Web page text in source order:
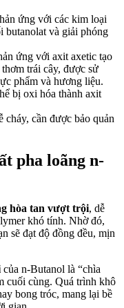
ứng với các kim loại
butanolat và giải phóng
ứng với axit axetic tạo
trái cây, được sử
phẩm và hương liệu.
bị oxi hóa thành axit
cháy, cần được bảo quản
pha loãng n-
hòa tan vượt trội, dễ
khó tính. Nhờ đó,
sẽ đạt độ đồng đều, mịn
của n-Butanol là “chìa
cuối cùng. Quá trình khô
bong tróc, mang lại bề